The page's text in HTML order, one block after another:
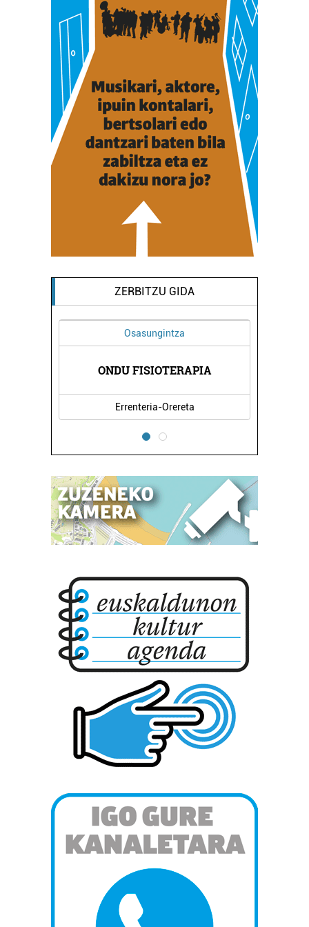
ZERBITZU GIDA
Osasungintza
ONDU FISIOTERAPIA
Errenteria-Orereta